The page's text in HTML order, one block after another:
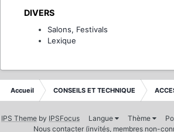
DIVERS
Salons, Festivals
Lexique
Accueil CONSEILS ET TECHNIQUE
IPS Theme by IPSFocus Langue Thème
Nous contacter (invités, membres non-